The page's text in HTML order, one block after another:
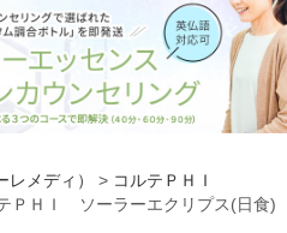
メディ）
コルテＰＨＩ
ＰＨＩ ソーラーエクリプス(日食)